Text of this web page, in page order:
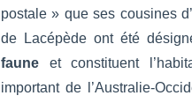
postale » que ses cousines
de Lacépède ont été
faune
et constituent
important de l’Australie-